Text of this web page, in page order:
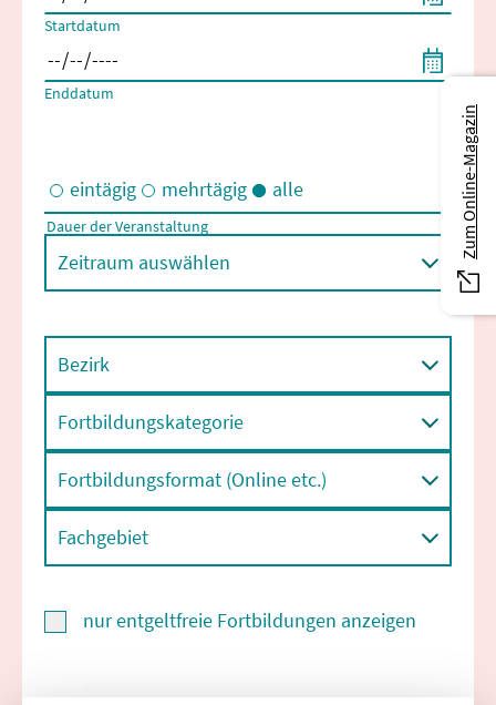
Startdatum
Enddatum
Eintägige und/oder mehrtägige Veranstaltungen
eintägig mehrtägig alle
Dauer der Veranstaltung
Zeitraum auswählen
Bezirk
Fortbildungskategorie
Fortbildungsformat (Online etc.)
Fachgebiet
nur entgeltfreie Fortbildungen anzeigen
Zum Online-Magazin